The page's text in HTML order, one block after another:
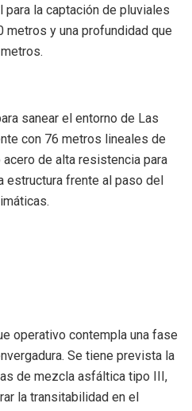
para la captación de pluviales
metros y una profundidad que
sanear el entorno de Las
con 76 metros lineales de
de alta resistencia para
estructura frente al paso del
operativo contempla una fase
Se tiene prevista la
de mezcla asfáltica tipo III,
la transitabilidad en el